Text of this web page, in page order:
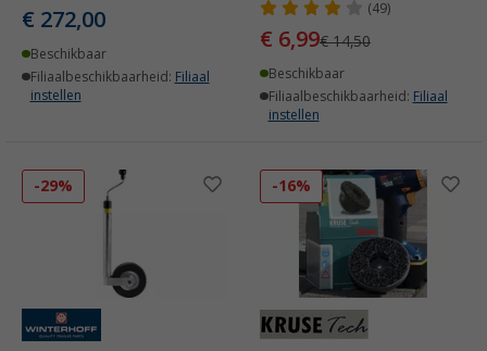
€ 272,00
Beschikbaar
Filiaalbeschikbaarheid: Filiaal
instellen
(49)
€ 6,99€ 14,50
Beschikbaar
Filiaalbeschikbaarheid: Filiaal
instellen
-29% -16%